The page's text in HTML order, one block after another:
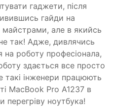
гаджети, після
гайди на
але в якийсь
так! Адже, дивлячись
роботу професіонала,
здається все просто
інженери працюють
MacBook Pro A1237 в
перегріву ноутбука!